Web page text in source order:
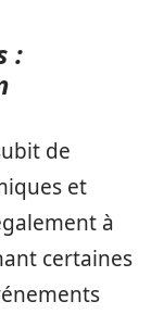
:
de
et
à
certaines